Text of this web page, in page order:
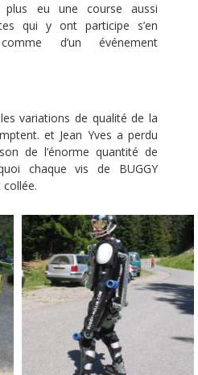
plus eu une course aussi
qui y ont participe s’en
d’un événement
variations de qualité de la
et Jean Yves a perdu
de l’énorme quantité de
chaque vis de BUGGY